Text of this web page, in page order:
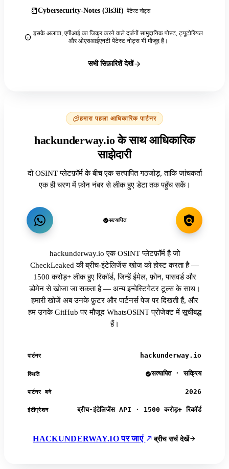
Cybersecurity-Notes (3ls3if) पेंटेस्ट नोट्स
इसके अलावा, एपीआई का जिक्र करने वाले दर्जनों सामुदायिक पोस्ट, ट्यूटोरियल
और ओएसआईएनटी पेंटेस्ट नोट्स भी मौजूद हैं।
सभी सिफ़ारिशें देखें
हमारा पहला आधिकारिक पार्टनर
hackunderway.io के साथ आधिकारिक
साझेदारी
दो OSINT प्लेटफ़ॉर्म के बीच एक सत्यापित गठजोड़, ताकि जांचकर्ता
एक ही चरण में फ़ोन नंबर से लीक हुए डेटा तक पहुँच सकें।
सत्यापित
hackunderway.io एक OSINT प्लेटफ़ॉर्म है जो
CheckLeaked की ब्रीच-इंटेलिजेंस खोज को होस्ट करता है —
1500 करोड़+ लीक हुए रिकॉर्ड, जिन्हें ईमेल, फ़ोन, पासवर्ड और
डोमेन से खोजा जा सकता है — अन्य इन्वेस्टिगेटर टूल्स के साथ।
हमारी खोजें अब उनके फ़ुटर और पार्टनर्स पेज पर दिखती हैं, और
हम उनके GitHub पर मौजूद WhatsOSINT प्रोजेक्ट में सूचीबद्ध
हैं।
पार्टनर hackunderway.io
स्थिति सत्यापित · सक्रिय
पार्टनर बने 2026
इंटीग्रेशन ब्रीच-इंटेलिजेंस API · 1500 करोड़+ रिकॉर्ड
HACKUNDERWAY.IO पर जाएं ब्रीच सर्च देखें